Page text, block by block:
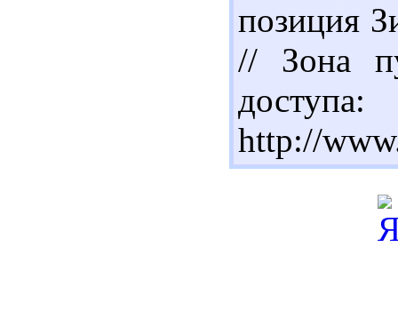
позиция
// Зона
доступа:
http://